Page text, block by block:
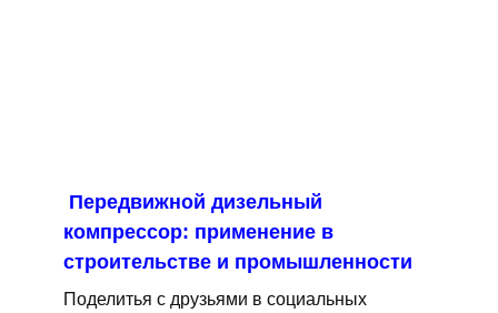
Передвижной дизельный
компрессор: применение в
строительстве и промышленности
Поделитья с друзьями в социальных